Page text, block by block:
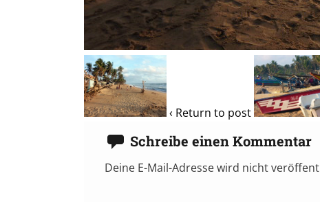
‹ Return to post
Schreibe einen Kommentar
Deine E-Mail-Adresse wird nicht